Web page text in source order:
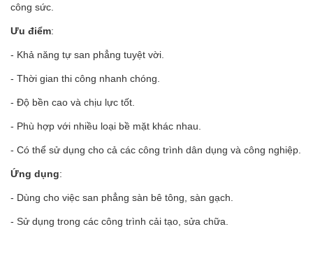
công sức.
Ưu điểm:
- Khả năng tự san phẳng tuyệt vời.
- Thời gian thi công nhanh chóng.
- Độ bền cao và chịu lực tốt.
- Phù hợp với nhiều loại bề mặt khác nhau.
- Có thể sử dụng cho cả các công trình dân dụng và công nghiệp.
Ứng dụng:
- Dùng cho việc san phẳng sàn bê tông, sàn gạch.
- Sử dụng trong các công trình cải tạo, sửa chữa.